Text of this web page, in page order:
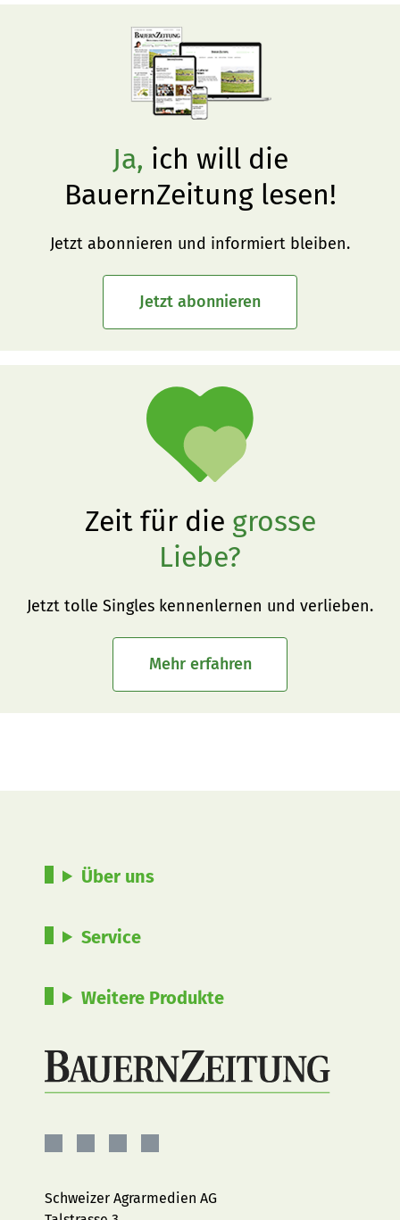
Ja, ich will die
BauernZeitung lesen!
Jetzt abonnieren und informiert bleiben.
Jetzt abonnieren
Zeit für die grosse
Liebe?
Jetzt tolle Singles kennenlernen und verlieben.
Mehr erfahren
Über uns
Service
Weitere Produkte
Facebook
Instagram
YouTubeLinkedIn
Schweizer Agrarmedien AG